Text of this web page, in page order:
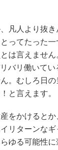
凡人より抜き
ってたった一
は言えません
バリ働いてい
。むしろ日の
と言えます。
をかけるとか
リターンなギ
ゆる可能性に